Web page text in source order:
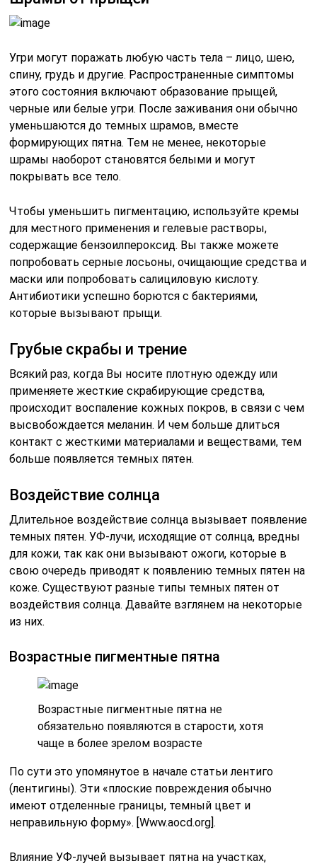
Угри могут поражать любую часть тела – лицо, шею,
спину, грудь и другие. Распространенные симптомы
этого состояния включают образование прыщей,
черные или белые угри. После заживания они обычно
уменьшаются до темных шрамов, вместе
формирующих пятна. Тем не менее, некоторые
шрамы наоборот становятся белыми и могут
покрывать все тело.
Чтобы уменьшить пигментацию, используйте кремы
для местного применения и гелевые растворы,
содержащие бензоилпероксид. Вы также можете
попробовать серные лосьоны, очищающие средства и
маски или попробовать салициловую кислоту.
Антибиотики успешно борются с бактериями,
которые вызывают прыщи.
Грубые скрабы и трение
Всякий раз, когда Вы носите плотную одежду или
применяете жесткие скрабирующие средства,
происходит воспаление кожных покров, в связи с чем
высвобождается меланин. И чем больше длиться
контакт с жесткими материалами и веществами, тем
больше появляется темных пятен.
Воздействие солнца
Длительное воздействие солнца вызывает появление
темных пятен. УФ-лучи, исходящие от солнца, вредны
для кожи, так как они вызывают ожоги, которые в
свою очередь приводят к появлению темных пятен на
коже. Существуют разные типы темных пятен от
воздействия солнца. Давайте взглянем на некоторые
из них.
Возрастные пигментные пятна
Возрастные пигментные пятна не
обязательно появляются в старости, хотя
чаще в более зрелом возрасте
По сути это упомянутое в начале статьи лентиго
(лентигины). Эти «плоские повреждения обычно
имеют отделенные границы, темный цвет и
неправильную форму». [Www.aocd.org].
Влияние УФ-лучей вызывает пятна на участках,